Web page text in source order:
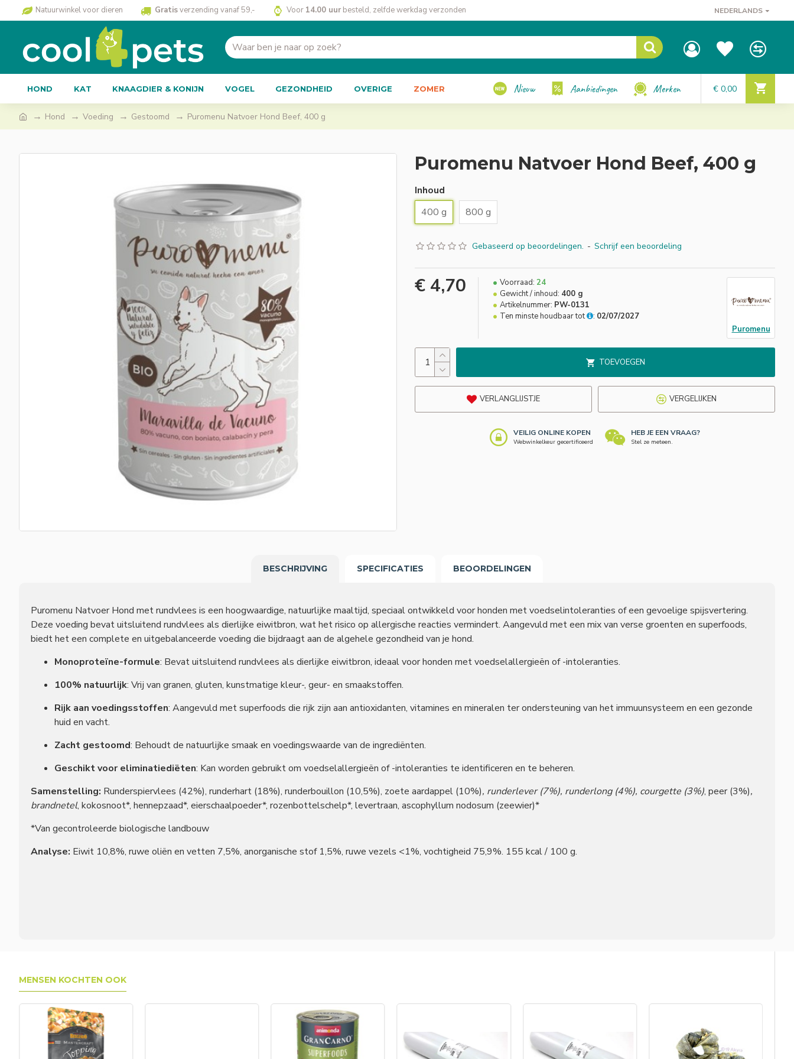
Natuurwinkel voor dieren Gratisverzending vanaf 59,- Voor 14.00 uur besteld, zelfde werkdag verzonden NEDERLANDS
HOND KAT KNAAGDIER & KONIJN VOGEL GEZONDHEID OVERIGE ZOMER Nieuw Aanbiedingen Merken € 0,00
Hond Voeding Gestoomd Puromenu Natvoer Hond Beef, 400 g
Inhoud
400 g
800 g
Puromenu Natvoer Hond Beef, 400 g
Gebaseerd op beoordelingen. - Schrijf een beoordeling
€ 4,70 Voorraad: 24
Gewicht / inhoud: 400 g
Artikelnummer: PW-0131
Ten minste houdbaar tot
: 02/07/2027
Puromenu
TOEVOEGEN
VERLANGLIJSTJE VERGELIJKEN
VEILIG ONLINE KOPEN
Webwinkelkeur gecertificeerd
HEB JE EEN VRAAG?
Stel ze meteen.
BESCHRIJVING SPECIFICATIES BEOORDELINGEN
Puromenu Natvoer Hond met rundvlees is een hoogwaardige, natuurlijke maaltijd, speciaal ontwikkeld voor honden met voedselintoleranties of een gevoelige spijsvertering.
Deze voeding bevat uitsluitend rundvlees als dierlijke eiwitbron, wat het risico op allergische reacties vermindert. Aangevuld met een mix van verse groenten en superfoods,
biedt het een complete en uitgebalanceerde voeding die bijdraagt aan de algehele gezondheid van je hond.
Monoproteïne-formule: Bevat uitsluitend rundvlees als dierlijke eiwitbron, ideaal voor honden met voedselallergieën of -intoleranties.
100% natuurlijk: Vrij van granen, gluten, kunstmatige kleur-, geur- en smaakstoffen.
Rijk aan voedingsstoffen: Aangevuld met superfoods die rijk zijn aan antioxidanten, vitamines en mineralen ter ondersteuning van het immuunsysteem en een gezonde
huid en vacht.
Zacht gestoomd: Behoudt de natuurlijke smaak en voedingswaarde van de ingrediënten.
Geschikt voor eliminatiediëten: Kan worden gebruikt om voedselallergieën of -intoleranties te identificeren en te beheren.
Samenstelling: Runderspiervlees (42%), runderhart (18%), runderbouillon (10,5%), zoete aardappel (10%), runderlever (7%), runderlong (4%), courgette (3%), peer (3%),
brandnetel, kokosnoot*, hennepzaad*, eierschaalpoeder*, rozenbottelschelp*, levertraan, ascophyllum nodosum (zeewier)*
*Van gecontroleerde biologische landbouw
Analyse: Eiwit 10,8%, ruwe oliën en vetten 7,5%, anorganische stof 1,5%, ruwe vezels <1%, vochtigheid 75,9%. 155 kcal / 100 g.
MENSEN KOCHTEN OOK